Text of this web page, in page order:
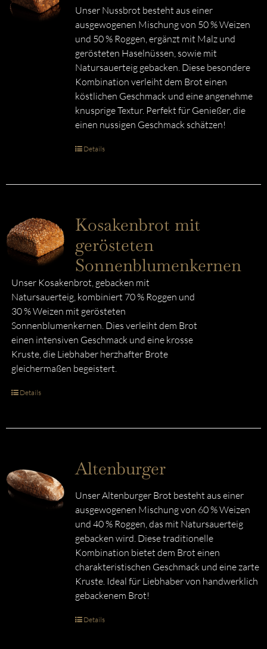
Unser Nussbrot besteht aus einer
ausgewogenen Mischung von 50 % Weizen
und 50 % Roggen, ergänzt mit Malz und
gerösteten Haselnüssen, sowie mit
Natursauerteig gebacken. Diese besondere
Kombination verleiht dem Brot einen
köstlichen Geschmack und eine angenehme
knusprige Textur. Perfekt für Genießer, die
einen nussigen Geschmack schätzen!
Details
Kosakenbrot mit
gerösteten
Sonnenblumenkernen
Unser Kosakenbrot, gebacken mit
Natursauerteig, kombiniert 70 % Roggen und
30 % Weizen mit gerösteten
Sonnenblumenkernen. Dies verleiht dem Brot
einen intensiven Geschmack und eine krosse
Kruste, die Liebhaber herzhafter Brote
gleichermaßen begeistert.
Details
Altenburger
Unser Altenburger Brot besteht aus einer
ausgewogenen Mischung von 60 % Weizen
und 40 % Roggen, das mit Natursauerteig
gebacken wird. Diese traditionelle
Kombination bietet dem Brot einen
charakteristischen Geschmack und eine zarte
Kruste. Ideal für Liebhaber von handwerklich
gebackenem Brot!
Details